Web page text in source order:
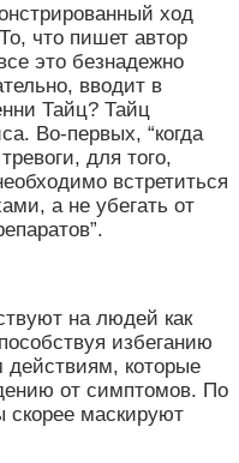
ход
что пишет автор
это безнадежно
вводит в
Тайц? Тайц
Во-первых, “когда
для того,
встретиться
а не убегать от
на людей как
избеганию
действиям, которые
от симптомов. По
маскируют